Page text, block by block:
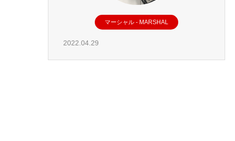
マーシャル - MARSHAL
2022.04.29